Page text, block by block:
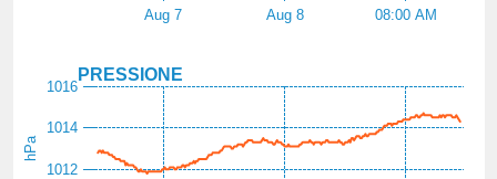
Aug 7 Aug 8 08:00 AM
hPa
PRESSIONE
1012
1014
1016